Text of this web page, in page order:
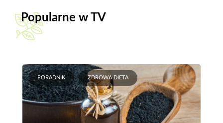
Popularne w TV
PORADNIK ZDROWA DIETA